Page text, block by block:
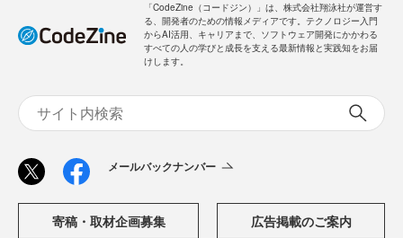
「CodeZine（コードジン）」は、株式会社翔泳社が運営す
る、開発者のための情報メディアです。テクノロジー入門
からAI活用、キャリアまで、ソフトウェア開発にかかわる
すべての人の学びと成長を支える最新情報と実践知をお届
けします。
メールバックナンバー
寄稿・取材企画募集 広告掲載のご案内